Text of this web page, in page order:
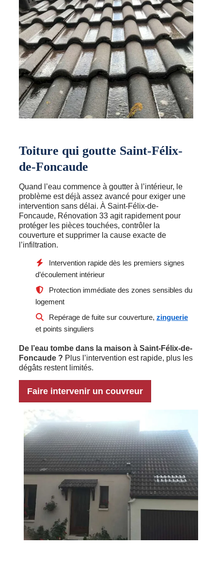
Toiture qui goutte Saint-Félix-
de-Foncaude
Quand l’eau commence à goutter à l’intérieur, le
problème est déjà assez avancé pour exiger une
intervention sans délai. À Saint-Félix-de-
Foncaude, Rénovation 33 agit rapidement pour
protéger les pièces touchées, contrôler la
couverture et supprimer la cause exacte de
l’infiltration.
Intervention rapide dès les premiers signes
d’écoulement intérieur
Protection immédiate des zones sensibles du
logement
Repérage de fuite sur couverture, zinguerie
et points singuliers
De l’eau tombe dans la maison à Saint-Félix-de-
Foncaude ? Plus l’intervention est rapide, plus les
dégâts restent limités.
Faire intervenir un couvreur